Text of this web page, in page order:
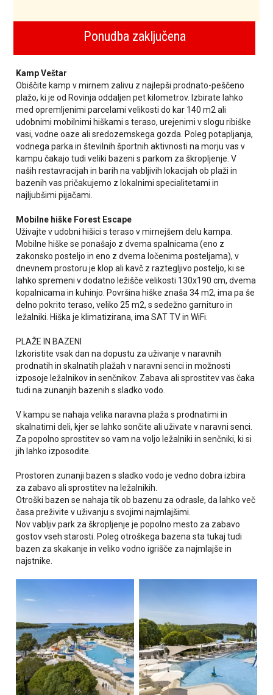
Ponudba zaključena
Kamp Veštar
Obiščite kamp v mirnem zalivu z najlepši prodnato-peščeno
plažo, ki je od Rovinja oddaljen pet kilometrov. Izbirate lahko
med opremljenimi parcelami velikosti do kar 140 m2 ali
udobnimi mobilnimi hiškami s teraso, urejenimi v slogu ribiške
vasi, vodne oaze ali sredozemskega gozda. Poleg potapljanja,
vodnega parka in številnih športnih aktivnosti na morju vas v
kampu čakajo tudi veliki bazeni s parkom za škropljenje. V
naših restavracijah in barih na vabljivih lokacijah ob plaži in
bazenih vas pričakujemo z lokalnimi specialitetami in
najljubšimi pijačami.
Mobilne hiške Forest Escape
Uživajte v udobni hišici s teraso v mirnejšem delu kampa.
Mobilne hiške se ponašajo z dvema spalnicama (eno z
zakonsko posteljo in eno z dvema ločenima posteljama), v
dnevnem prostoru je klop ali kavč z raztegljivo posteljo, ki se
lahko spremeni v dodatno ležišče velikosti 130x190 cm, dvema
kopalnicama in kuhinjo. Površina hiške znaša 34 m2, ima pa še
delno pokrito teraso, veliko 25 m2, s sedežno garnituro in
ležalniki. Hiška je klimatizirana, ima SAT TV in WiFi.
PLAŽE IN BAZENI
Izkoristite vsak dan na dopustu za uživanje v naravnih
prodnatih in skalnatih plažah v naravni senci in možnosti
izposoje ležalnikov in senčnikov. Zabava ali sprostitev vas čaka
tudi na zunanjih bazenih s sladko vodo.
V kampu se nahaja velika naravna plaža s prodnatimi in
skalnatimi deli, kjer se lahko sončite ali uživate v naravni senci.
Za popolno sprostitev so vam na voljo ležalniki in senčniki, ki si
jih lahko izposodite.
Prostoren zunanji bazen s sladko vodo je vedno dobra izbira
za zabavo ali sprostitev na ležalnikih.
Otroški bazen se nahaja tik ob bazenu za odrasle, da lahko več
časa preživite v uživanju s svojimi najmlajšimi.
Nov vabljiv park za škropljenje je popolno mesto za zabavo
gostov vseh starosti. Poleg otroškega bazena sta tukaj tudi
bazen za skakanje in veliko vodno igrišče za najmlajše in
najstnike.